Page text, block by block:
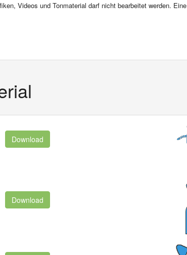
Videos und Tonmaterial darf nicht bearbeitet werden. Eine
Download
Download